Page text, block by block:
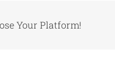
Your Platform!